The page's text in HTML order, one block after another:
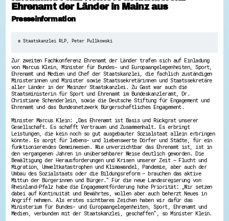
Hessen hilft Ukraine
Wettbewerb | Trikotwettbewerb
8 Vereine x 80 Jahre x 1.000 €
Ausgezeichnete Projekte
Menschen des Respekts
SHARE IT: Teile deine Infos!
Gestalte dein Ehrenamt
Ehrenamts-Card Hessen
Engagement-Lotsen
Crowdfunding - Viele schaffen mehr
Förderprogramme
Ehrentag
Freiwilligenmanagement
Hessen engagiert - Digitale Themenabende
Kompetenznachweis Hessen
Zeugnisbeiblatt
Service-Learning
Mach dich schlau
Ehrenamt der Länder in Mainz aus
Presseinformation
© Staatskanzlei RLP, Peter Pullkowski
Zur zweiten Fachkonferenz Ehrenamt der Länder trafen sich auf Einladung
von Marcus Klein, Minister für Bundes- und Europaangelegenheiten, Sport,
Ehrenamt und Medien und Chef der Staatskanzlei, die fachlich zuständigen
Ministerinnen und Minister sowie Staatssekretärinnen und Staatssekretäre
aller Länder in der Mainzer Staatskanzlei. Zu Gast war auch die
Staatsministerin für Sport und Ehrenamt im Bundeskanzleramt, Dr.
Christiane Schenderlein, sowie die Deutsche Stiftung für Engagement und
Ehrenamt und das Bundesnetzwerk Bürgerschaftliches Engagement.
Minister Marcus Klein: „Das Ehrenamt ist Basis und Rückgrat unserer
Gesellschaft. Es schafft Vertrauen und Zusammenhalt. Es erbringt
Leistungen, die kein noch so gut ausgebauter Sozialstaat allein erbringen
könnte. Es sorgt für lebens- und liebenswerte Dörfer und Städte, für ein
funktionierendes Gemeinwesen. Wie unverzichtbar das Ehrenamt ist, ist in
den vergangenen Jahren in unübersehbarer Weise deutlich geworden. Die
Bewältigung der Herausforderungen und Krisen unserer Zeit – Flucht und
Migration, Umweltkatastrophen und Klimawandel, Pandemie, aber auch der
Umbau des Sozialstaats oder die Bildungsreform – brauchen das aktive
Mittun der Bürgerinnen und Bürger.“ Für die neue Landesregierung von
Rheinland-Pfalz habe die Engagementförderung hohe Priorität: „Wir setzen
dabei auf Kontinuität und Bewährtes, wollen aber auch beherzt Neues in
Angriff nehmen. Als erstes sichtbares Zeichen haben wir dafür das
Ministerium für Bundes- und Europaangelegenheiten, Sport, Ehrenamt und
Medien, verbunden mit der Staatskanzlei, geschaffen“, so Minister Klein.